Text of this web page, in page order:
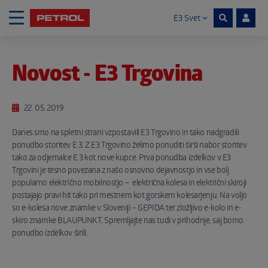
Skoči na vsebino E3 Svet
Novost - E3 Trgovina
22. 05. 2019
Danes smo na spletni strani vzpostavili E3 Trgovino in tako nadgradili
ponudbo storitev E 3. Z E3 Trgovino želimo ponuditi širši nabor storitev
tako za odjemalce E 3 kot nove kupce. Prva ponudba izdelkov v E3
Trgovini je tesno povezana z našo osnovno dejavnostjo in vse bolj
popularno električno mobilnostjo – električna kolesa in električni skiroji
postajajo pravi hit tako pri mestnem kot gorskem kolesarjenju. Na voljo
so e-kolesa nove znamke v Sloveniji – GEPIDA ter zložljivo e-kolo in e-
skiro znamke BLAUPUNKT. Spremljajte nas tudi v prihodnje, saj bomo
ponudbo izdelkov širili.
Noga strani